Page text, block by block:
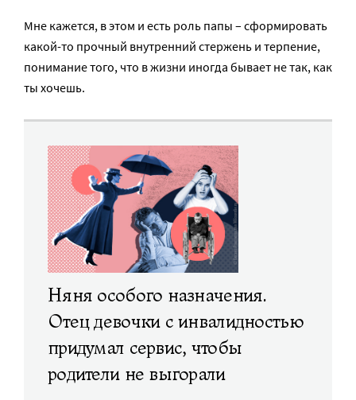
Мне кажется, в этом и есть роль папы – сформировать
какой-то прочный внутренний стержень и терпение,
понимание того, что в жизни иногда бывает не так, как
ты хочешь.
Няня особого назначения.
Отец девочки с инвалидностью
придумал сервис, чтобы
родители не выгорали